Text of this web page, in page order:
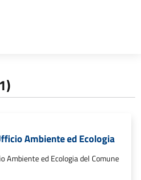
Ambiente ed Ecologia
Ambiente ed Ecologia del Comune